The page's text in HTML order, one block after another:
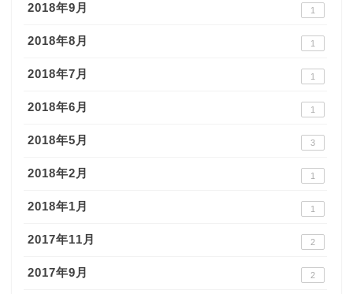
2018年9月 1
2018年8月 1
2018年7月 1
2018年6月 1
2018年5月 3
2018年2月 1
2018年1月 1
2017年11月 2
2017年9月 2